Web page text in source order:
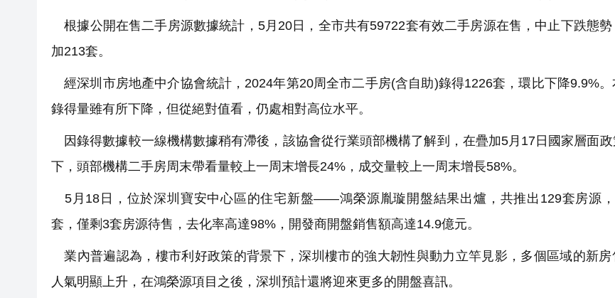
根據公開在售二手房源數據統計，5月20日，全市共有59722套有效二手房源在售，中止下跌態勢
加213套。
經深圳市房地產中介協會統計，2024年第20周全市二手房(含自助)錄得1226套，環比下降9.9%
錄得量雖有所下降，但從絕對值看，仍處相對高位水平。
因錄得數據較一線機構數據稍有滯後，該協會從行業頭部機構了解到，在疊加5月17日國家層面
下，頭部機構二手房周末帶看量較上一周末增長24%，成交量較上一周末增長58%。
5月18日，位於深圳寶安中心區的住宅新盤——鴻榮源胤璇開盤結果出爐，共推出129套房源
套，僅剩3套房源待售，去化率高達98%，開發商開盤銷售額高達14.9億元。
業內普遍認為，樓市利好政策的背景下，深圳樓市的強大韌性與動力立竿見影，多個區域的新房
人氣明顯上升，在鴻榮源項目之後，深圳預計還將迎來更多的開盤喜訊。